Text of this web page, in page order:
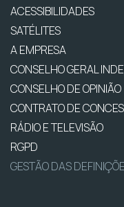
ACESSIBILIDADES
SATÉLITES
A EMPRESA
CONSELHO GERAL
CONSELHO DE OPINIÃO
CONTRATO DE
RÁDIO E TELEVISÃO
RGPD
GESTÃO DAS